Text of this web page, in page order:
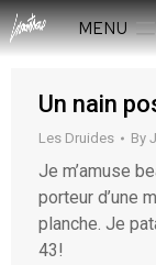
MENU
Un nain
Les Druides By
Je m’amuse
porteur d’une
planche. Je
43!